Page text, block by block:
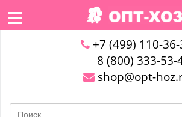
+7 (499) 110-36-
8 (800) 333-53-
shop@opt-